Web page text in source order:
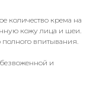
количество крема на
кожу лица и шеи.
впитывания.
и